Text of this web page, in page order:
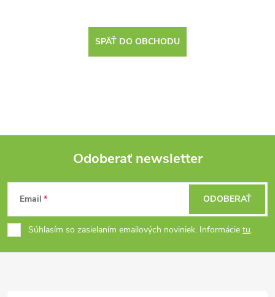
SPÄŤ DO OBCHODU
Z
á
p
Odoberať newsletter
Email
Súhlasím so zasielaním emailových noviniek. Informácie tu.
ODOBERAŤ